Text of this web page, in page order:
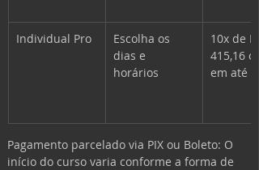
Individual Pro
Escolha os
dias e
horários
10x de R$
415,16
em até
Pagamento parcelado via PIX ou Boleto: O
início do curso varia conforme a forma de